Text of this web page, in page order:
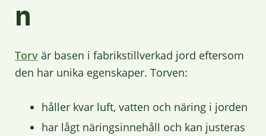
n
Torv är basen i fabrikstillverkad jord eftersom
den har unika egenskaper. Torven:
håller kvar luft, vatten och näring i jorden
har lågt näringsinnehåll och kan justeras